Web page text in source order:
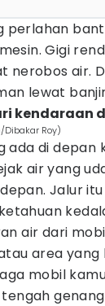
perlahan
Gigi
nerobos air.
lewat
kendaraan
Roy)
ada di depan
air yang
Jalur
air dari
area yang
mobil